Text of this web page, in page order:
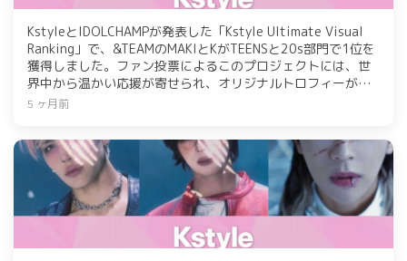
KstyleとIDOLCHAMPが発表した「Kstyle Ultimate Visual
Ranking」で、&TEAMのMAKIとKがTEENSと20s部門で1位を
獲得しました。ファン投票によるこのプロジェクトには、世
界中から温かい応援が寄せられ、オリジナルトロフィーが贈
られます。その他の受賞者にはALPHA DRIVE ONEのANXINや
5 ヶ月前